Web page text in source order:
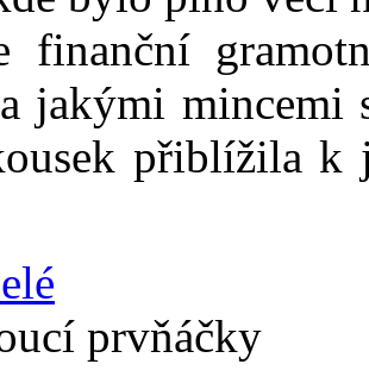
finanční
jakými mincemi
přiblížila k
prvňáčky